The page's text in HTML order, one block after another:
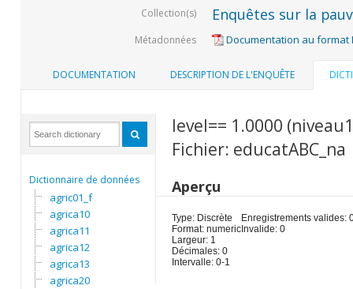
Collection(s) Enquêtes sur la
Métadonnées Documentation au format
DOCUMENTATION DESCRIPTION DE L'ENQUÊTE
Dictionnaire de données
agric01_f
agrica10
agrica11
agrica12
agrica13
agrica20
level== 1.0000
Fichier: educatABC_na
Aperçu
Type: Discrète
Format: numeric
Largeur: 1
Décimales: 0
Intervalle: 0-1
Enregistrements valides:
Invalide: 0